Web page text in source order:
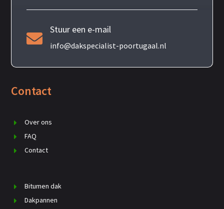

Stuur een e-mail
info@dakspecialist-poortugaal.nl
Contact
Over ons
FAQ
Contact
Bitumen dak
Dakpannen